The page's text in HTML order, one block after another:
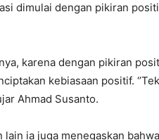
dimulai dengan pikiran
karena dengan pikiran
kebiasaan positif.
Ahmad Susanto.
lain ia juga menegaskan